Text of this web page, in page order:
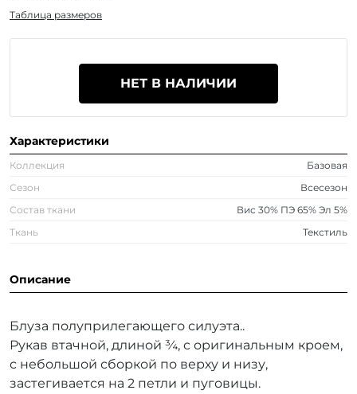
Таблица размеров
НЕТ В НАЛИЧИИ
Характеристики
Коллекция
Базовая
Сезон
Всесезон
Состав ткани
Вис 30% ПЭ 65% Эл 5%
Ткань
Текстиль
Описание
Блуза полуприлегающего силуэта..
Рукав втачной, длиной ¾, с оригинальным кроем,
с небольшой сборкой по верху и низу,
застегивается на 2 петли и пуговицы.